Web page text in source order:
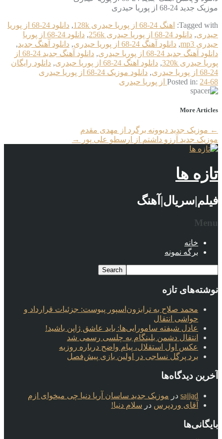
موزیک جدید 24-68 از پوریا حیدری
Tagged with: اهنگ 24-68 از پوریا حیدری 128k ,
دانلود 24-68 از پوریا
حیدری, دانلود 24-68 از پوریا حیدری 256k ,
دانلود 24-68 از پوریا
حیدری mp3
, دانلود آهنگ 24-68 از پوریا حیدری , دانلود آهنگ جدید,
دانلود آهنگ جدید 24-68 از پوریا حیدری
,
دانلود آهنگ جدید 24-68 از
پوریا حیدری 320k
, دانلود اهنگ 24-68 از پوریا حیدری , دانلود رایگان
24-68 از پوریا حیدری
, دانلود موزیک 24-68 از پوریا حیدری
Posted in: 24-68 از پوریا حیدری
More Articles
← موزیک جدید دیوونه برگرد از مهدی مقدم
موزیک جدید آرزو داشتم از ارسطو علی پور
→
تازه ها
فیلم|سریال|آهنگ
Menu
خانه
برگه نمونه
نوشته‌های تازه
محمد صلاح به ترابزون‌اسپور پیوست: جزئیات قرارداد و
حواشی انتقال
عادل شیفته سامورایی‌ها: باید عاشق ژاپن باشید!
انتقال دشمن بلینگام به چلسی رسمی شد
عکس اول استقلال، پیام واضح درباره روزبه
برد پرگل نساجی در اولین بازی پیش‌فصل
آخرین دیدگاه‌ها
sajjad در موزیک جدید ساسان آریا دنیا چی میخوای ازم
آقای وردپرس در سلام دنیا!
بایگانی‌ها